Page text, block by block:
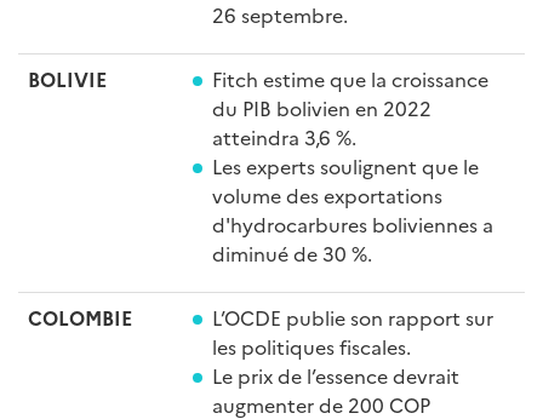
26 septembre.
BOLIVIE
Fitch estime que la croissance
du PIB bolivien en 2022
atteindra 3,6 %.
Les experts soulignent que le
volume des exportations
d'hydrocarbures boliviennes a
diminué de 30 %.
COLOMBIE
L’OCDE publie son rapport sur
les politiques fiscales.
Le prix de l’essence devrait
augmenter de 200 COP